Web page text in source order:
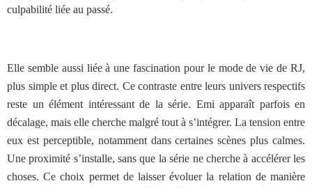
culpabilité liée au passé.
Elle semble aussi liée à une fascination pour le mode de vie de RJ,
plus simple et plus direct. Ce contraste entre leurs univers respectifs
reste un élément intéressant de la série. Emi apparaît parfois en
décalage, mais elle cherche malgré tout à s’intégrer. La tension entre
eux est perceptible, notamment dans certaines scènes plus calmes.
Une proximité s’installe, sans que la série ne cherche à accélérer les
choses. Ce choix permet de laisser évoluer la relation de manière